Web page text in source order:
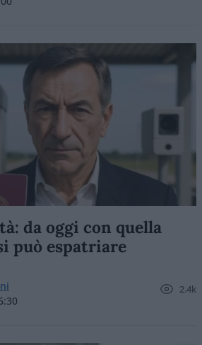
da oggi con quella
può espatriare
2.4k